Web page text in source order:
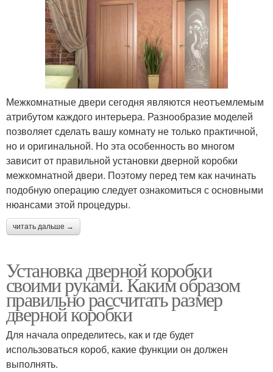
Межкомнатные двери сегодня являются неотъемлемым
атрибутом каждого интерьера. Разнообразие моделей
позволяет сделать вашу комнату не только практичной,
но и оригинальной. Но эта особенность во многом
зависит от правильной установки дверной коробки
межкомнатной двери. Поэтому перед тем как начинать
подобную операцию следует ознакомиться с основными
нюансами этой процедуры.
читать дальше →
Установка дверной коробки
своими руками. Каким образом
правильно рассчитать размер
дверной коробки
Для начала определитесь, как и где будет
использоваться короб, какие функции он должен
выполнять.